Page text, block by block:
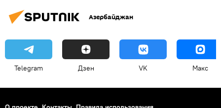
Азербайджан
Telegram Дзен VK Макс